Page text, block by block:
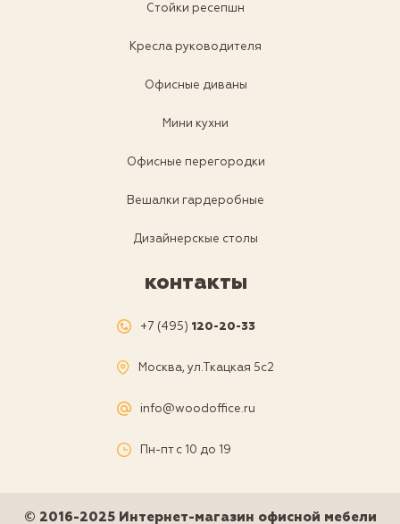
Стойки ресепшн
Кресла руководителя
Офисные диваны
Мини кухни
Офисные перегородки
Вешалки гардеробные
Дизайнерскые столы
контакты
+7 (495) 120-20-33
Москва, ул.Ткацкая 5с2
info@woodoffice.ru
Пн-пт с 10 до 19
© 2016-2025 Интернет-магазин офисной мебели